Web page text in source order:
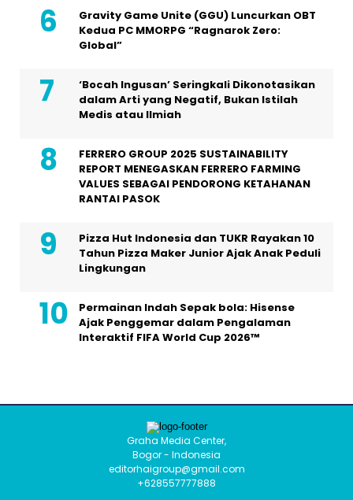
Gravity Game Unite (GGU) Luncurkan OBT
Kedua PC MMORPG “Ragnarok Zero:
Global”
‘Bocah Ingusan’ Seringkali Dikonotasikan
dalam Arti yang Negatif, Bukan Istilah
Medis atau Ilmiah
FERRERO GROUP 2025 SUSTAINABILITY
REPORT MENEGASKAN FERRERO FARMING
VALUES SEBAGAI PENDORONG KETAHANAN
RANTAI PASOK
Pizza Hut Indonesia dan TUKR Rayakan 10
Tahun Pizza Maker Junior Ajak Anak Peduli
Lingkungan
Permainan Indah Sepak bola: Hisense
Ajak Penggemar dalam Pengalaman
Interaktif FIFA World Cup 2026™
Graha Media Center,
Bogor - Indonesia
editorhaigroup@gmail.com
+628557777888